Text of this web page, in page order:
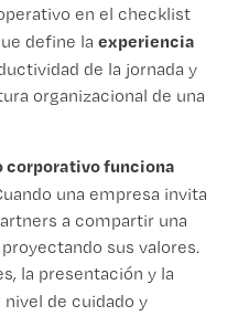
en el checklist
define la experiencia
de la jornada y
organizacional de una
corporativo funciona
una empresa invita
a compartir una
sus valores.
la presentación y la
de cuidado y